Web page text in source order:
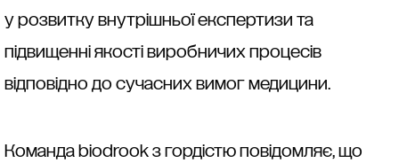
у розвитку внутрішньої експертизи та
підвищенні якості виробничих процесів
відповідно до сучасних вимог медицини.
Команда biodrook з гордістю повідомляє, що